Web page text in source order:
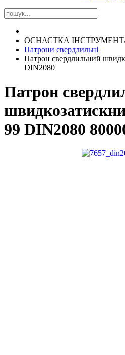
ОСНАСТКА
Патрони свердлильні
Патрон свердлильний
DIN2080
Патрон
99 DIN2080